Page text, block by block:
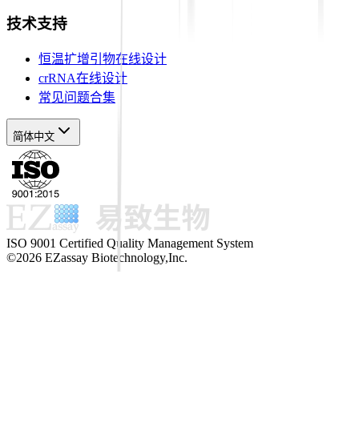
技术支持
恒温扩增引物在线设计
crRNA在线设计
常见问题合集
简体中文
ISO 9001 Certified Quality Management System
©2026 EZassay Biotechnology,Inc.